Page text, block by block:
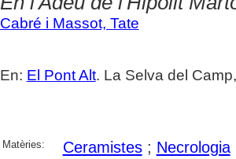
Cabré i Massot, Tate
En: El Pont Alt. La Selva del
Matèries: Ceramistes; Necrologia